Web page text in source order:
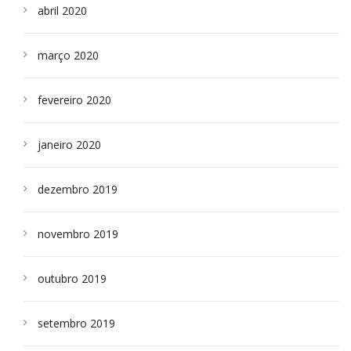
abril 2020
março 2020
fevereiro 2020
janeiro 2020
dezembro 2019
novembro 2019
outubro 2019
setembro 2019